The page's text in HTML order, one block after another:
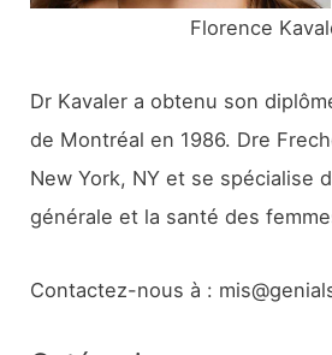
Florence
Dr Kavaler a obtenu son
de Montréal en 1986. Dre
New York, NY et se spécialise
générale et la santé des
Contactez-nous à :